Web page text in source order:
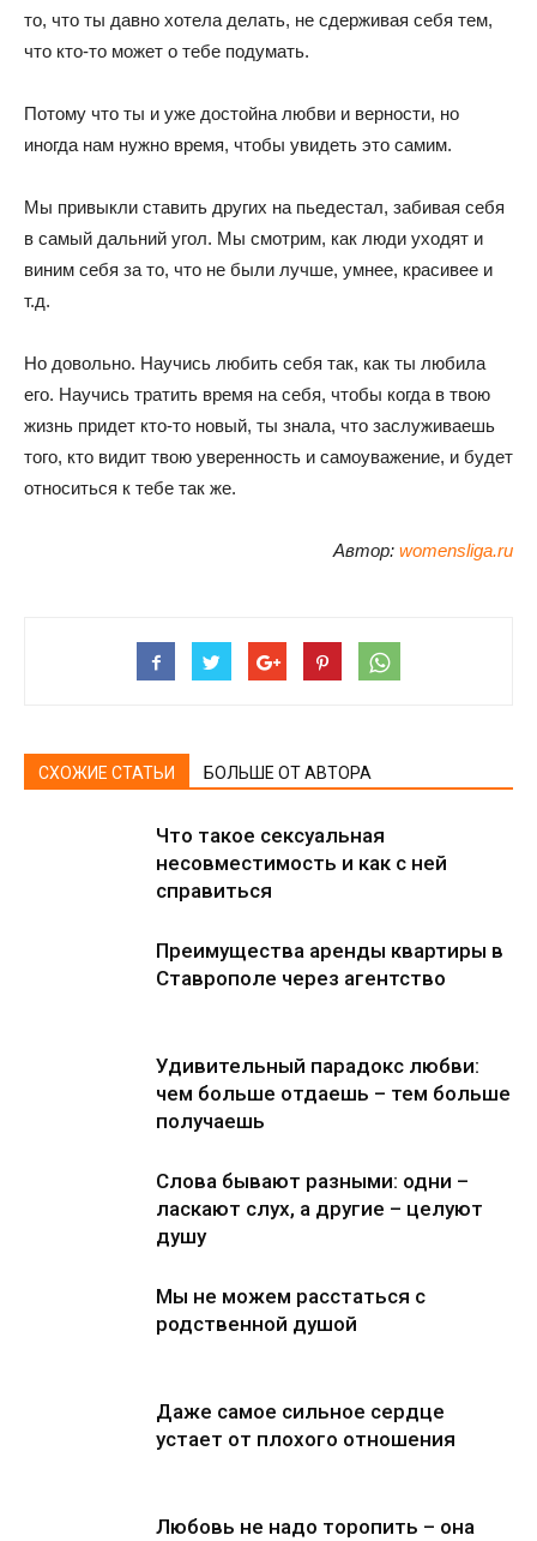
то, что ты давно хотела делать, не сдерживая себя тем,
что кто-то может о тебе подумать.
Потому что ты и уже достойна любви и верности, но
иногда нам нужно время, чтобы увидеть это самим.
Мы привыкли ставить других на пьедестал, забивая себя
в самый дальний угол. Мы смотрим, как люди уходят и
виним себя за то, что не были лучше, умнее, красивее и
т.д.
Но довольно. Научись любить себя так, как ты любила
его. Научись тратить время на себя, чтобы когда в твою
жизнь придет кто-то новый, ты знала, что заслуживаешь
того, кто видит твою уверенность и самоуважение, и будет
относиться к тебе так же.
Автор: womensliga.ru
СХОЖИЕ СТАТЬИ БОЛЬШЕ ОТ АВТОРА
Что такое сексуальная
несовместимость и как с ней
справиться
Преимущества аренды квартиры в
Ставрополе через агентство
Удивительный парадокс любви:
чем больше отдаешь – тем больше
получаешь
Слова бывают разными: одни –
ласкают слух, а другие – целуют
душу
Мы не можем расстаться с
родственной душой
Даже самое сильное сердце
устает от плохого отношения
Любовь не надо торопить – она